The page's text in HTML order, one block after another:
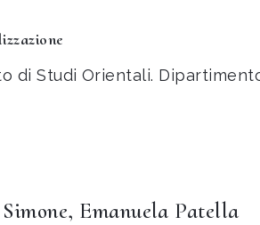
di Studi Orientali.
Emanuela Patella